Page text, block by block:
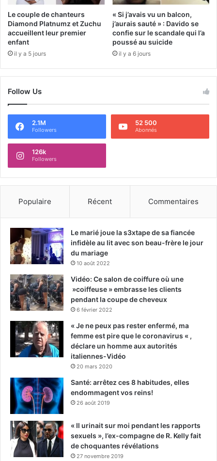
Le couple de chanteurs
Diamond Platnumz et Zuchu
accueillent leur premier
enfant
il y a 5 jours
« Si j’avais vu un balcon,
j’aurais sauté » : Davido se
confie sur le scandale qui l’a
poussé au suicide
il y a 6 jours
Follow Us
2.1M
Followers
52 500
Abonnés
126k
Followers
Populaire Récent Commentaires
Le marié joue la s3xtape de sa fiancée
infidèle au lit avec son beau-frère le jour
du mariage
10 août 2022
Vidéo: Ce salon de coiffure où une
»coiffeuse » embrasse les clients
pendant la coupe de cheveux
6 février 2022
« Je ne peux pas rester enfermé, ma
femme est pire que le coronavirus « ,
déclare un homme aux autorités
italiennes-Vidéo
20 mars 2020
Santé: arrêtez ces 8 habitudes, elles
endommagent vos reins!
26 août 2019
« Il urinait sur moi pendant les rapports
sexuels », l’ex-compagne de R. Kelly fait
de choquantes révélations
27 novembre 2019